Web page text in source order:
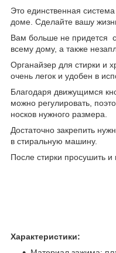
Это единственная
доме. Сделайте вашу
Вам больше не придется
всему дому, а также
Органайзер для стирки и
очень легок и удобен в
Благодаря движущимся
можно регулировать,
носков нужного размера.
Достаточно закрепить
в стиральную машину.
После стирки просушить и
Характеристики: